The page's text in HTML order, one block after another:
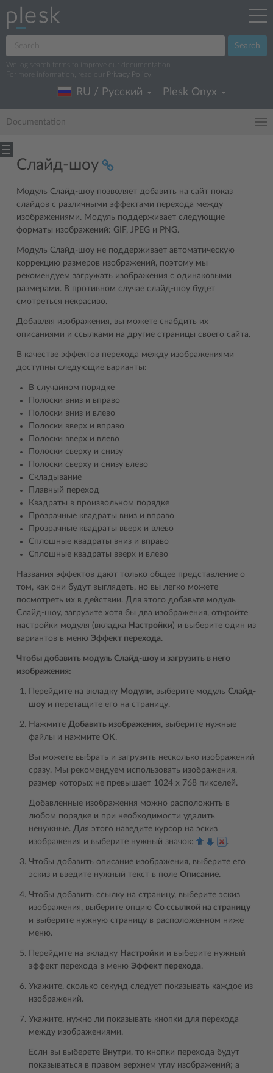
Search
We log search terms to improve our documentation.
For more information, read our
Privacy Policy
RU / Русский Plesk Onyx
Documentation
Слайд-шоу
Модуль Слайд-шоу позволяет добавить на сайт показ
слайдов с различными эффектами перехода между
изображениями. Модуль поддерживает следующие
форматы изображений: GIF, JPEG и PNG.
Модуль Слайд-шоу не поддерживает автоматическую
коррекцию размеров изображений, поэтому мы
рекомендуем загружать изображения с одинаковыми
размерами. В противном случае слайд-шоу будет
смотреться некрасиво.
Добавляя изображения, вы можете снабдить их
описаниями и ссылками на другие страницы своего сайта.
В качестве эффектов перехода между изображениями
доступны следующие варианты:
В случайном порядке
Полоски вниз и вправо
Полоски вниз и влево
Полоски вверх и вправо
Полоски вверх и влево
Полоски сверху и снизу
Полоски сверху и снизу влево
Складывание
Плавный переход
Квадраты в произвольном порядке
Прозрачные квадраты вниз и вправо
Прозрачные квадраты вверх и влево
Сплошные квадраты вниз и вправо
Сплошные квадраты вверх и влево
Названия эффектов дают только общее представление о
том, как они будут выглядеть, но вы легко можете
посмотреть их в действии. Для этого добавьте модуль
Слайд-шоу, загрузите хотя бы два изображения, откройте
настройки модуля (вкладка Настройки) и выберите один из
вариантов в меню Эффект перехода.
Чтобы добавить модуль Слайд-шоу и загрузить в него
изображения:
Перейдите на вкладку Модули, выберите модуль Слайд-
шоу и перетащите его на страницу.
Нажмите Добавить изображения, выберите нужные
файлы и нажмите OK.
Вы можете выбрать и загрузить несколько изображений
сразу. Мы рекомендуем использовать изображения,
размер которых не превышает 1024 x 768 пикселей.
Добавленные изображения можно расположить в
любом порядке и при необходимости удалить
ненужные. Для этого наведите курсор на эскиз
изображения и выберите нужный значок:
.
Чтобы добавить описание изображения, выберите его
эскиз и введите нужный текст в поле Описание.
Чтобы добавить ссылку на страницу, выберите эскиз
изображения, выберите опцию Со ссылкой на страницу
и выберите нужную страницу в расположенном ниже
меню.
Перейдите на вкладку Настройки и выберите нужный
эффект перехода в меню Эффект перехода.
Укажите, сколько секунд следует показывать каждое из
изображений.
Укажите, нужно ли показывать кнопки для перехода
между изображениями.
Если вы выберете Внутри, то кнопки перехода будут
показываться в правом верхнем углу изображений; а